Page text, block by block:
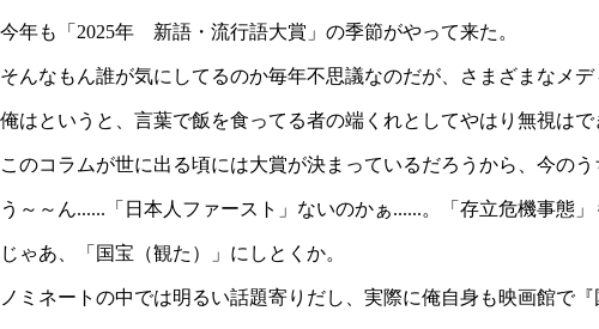
今年も「2025年 新語・流行語大賞」の季節がやって来た。
そんなもん誰が気にしてるのか毎年不思議なのだが、さまざまなメ
俺はというと、言葉で飯を食ってる者の端くれとしてやはり無視はで
このコラムが世に出る頃には大賞が決まっているだろうから、今のう
う～～ん......「日本人ファースト」ないのかぁ......。「存立危機事態」
じゃあ、「国宝（観た）」にしとくか。
ノミネートの中では明るい話題寄りだし、実際に俺自身も映画館で